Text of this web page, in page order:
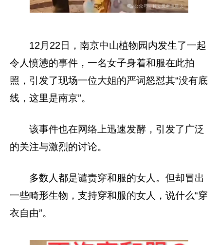
12月22日，南京中山植物园内发生了一起
令人愤懑的事件，一名女子身着和服在此拍
照，引发了现场一位大姐的严词怒怼其“没有底
线，这里是南京”。
该事件也在网络上迅速发酵，引发了广泛
的关注与激烈的讨论。
多数人都是谴责穿和服的女人。但却冒出
一些畸形生物，支持穿和服的女人，说什么“穿
衣自由”。